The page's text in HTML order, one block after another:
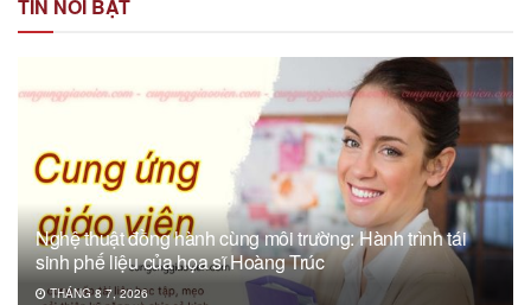
TIN NỔI BẬT
Nghệ thuật đồng hành cùng môi trường: Hành trình tái
sinh phế liệu của họa sĩ Hoàng Trúc
THÁNG 8 7, 2026